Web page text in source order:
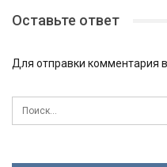
Оставьте ответ
Для отправки комментария